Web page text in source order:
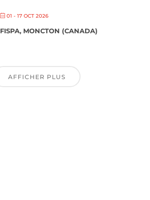
01 - 17 OCT 2026
FISPA, MONCTON (CANADA)
AFFICHER PLUS